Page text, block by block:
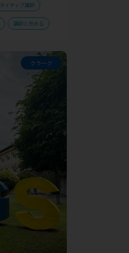
ネイティブ講師
講師と住める
クラーク